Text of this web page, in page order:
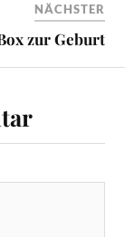
NÄCHSTER
zur Geburt